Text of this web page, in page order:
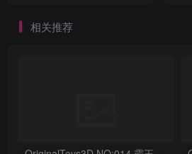
相关推荐